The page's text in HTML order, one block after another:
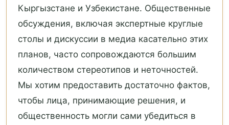
Кыргызстане и Узбекистане. Общественные
обсуждения, включая экспертные круглые
столы и дискуссии в медиа касательно этих
планов, часто сопровождаются большим
количеством стереотипов и неточностей.
Мы хотим предоставить достаточно фактов,
чтобы лица, принимающие решения, и
общественность могли сами убедиться в